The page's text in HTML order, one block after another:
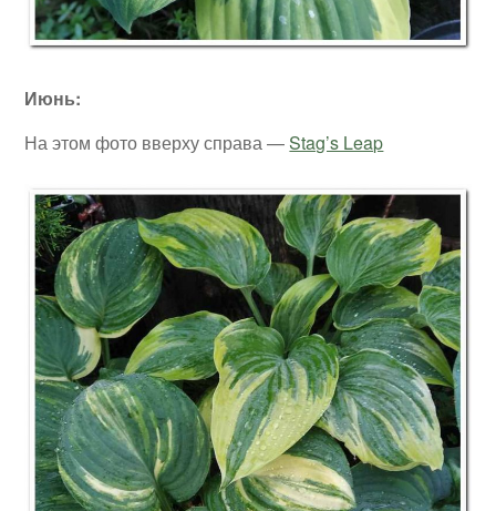
Июнь:
На этом фото вверху справа —Stag’s Leap